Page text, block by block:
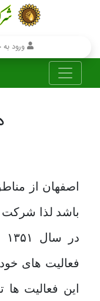
ورود
اصفهان از
باشد لذا
فعالیت های